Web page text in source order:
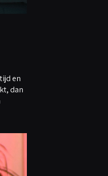
en
dan